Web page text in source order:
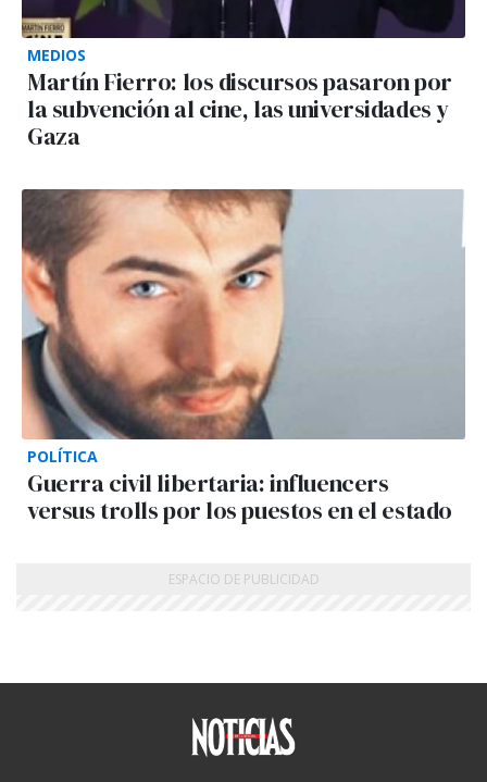
MEDIOS
Martín Fierro: los discursos pasaron por
la subvención al cine, las universidades y
Gaza
POLÍTICA
Guerra civil libertaria: influencers
versus trolls por los puestos en el estado